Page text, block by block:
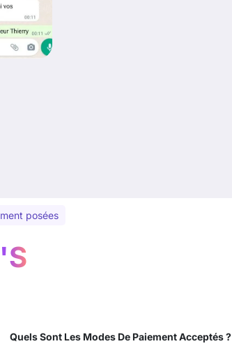
posées
Quels Sont Les Modes De Paiement Acceptés ?